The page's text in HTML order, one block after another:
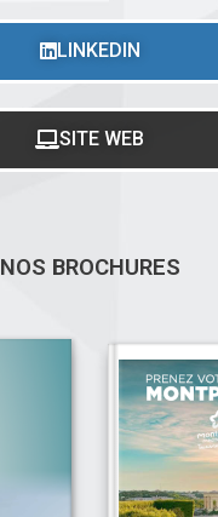
LINKEDIN
SITE WEB
NOS BROCHURES